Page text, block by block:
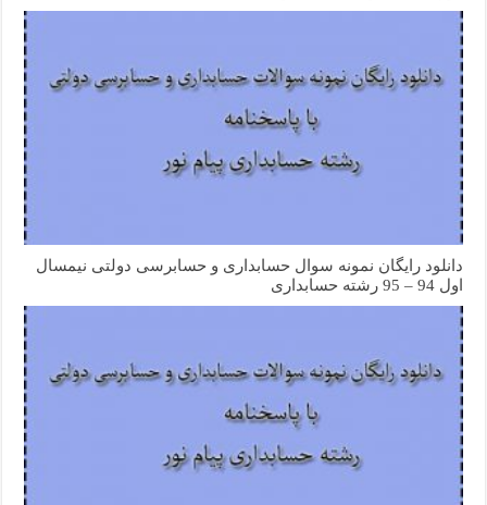
دانلود رایگان نمونه سوال حسابداری و حسابرسی دولتی نیمسال
اول 94 – 95 رشته حسابداری